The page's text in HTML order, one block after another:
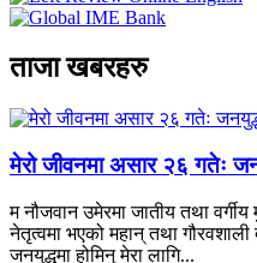
ताजा खबरहरु
मेरो जीवनमा असार २६ गतेः
म नौजवान उमेरमा जातीय तथा
नेतृत्वमा भएको महान् तथा
जनयुद्धमा होमिनु मेरा लागि...